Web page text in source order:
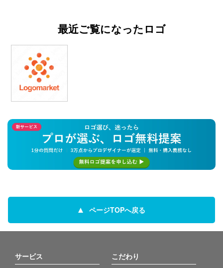
最近ご覧になったロゴ
ページTOPへ戻る
サービス こだわり